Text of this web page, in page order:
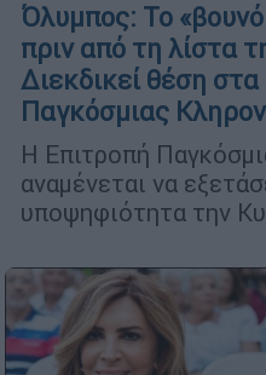
Όλυμπος: Το
πριν από τη λίστα
Διεκδικεί θέση
Παγκόσμιας
Η Επιτροπή
αναμένεται να
υποψηφιότητα την